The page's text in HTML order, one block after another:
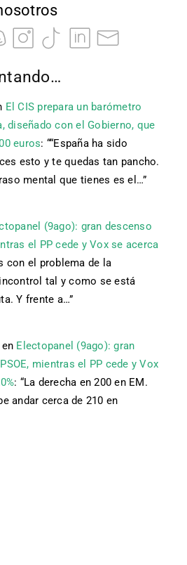
El CIS prepara un barómetro
diseñado con el Gobierno, que
euros: ““España ha sido
esto y te quedas tan pancho.
mental que tienes es el…”
(9ago): gran descenso
el PP cede y Vox se acerca
con el problema de la
tal y como se está
Y frente a…”
en Electopanel (9ago): gran
mientras el PP cede y Vox
: “La derecha en 200 en EM.
andar cerca de 210 en